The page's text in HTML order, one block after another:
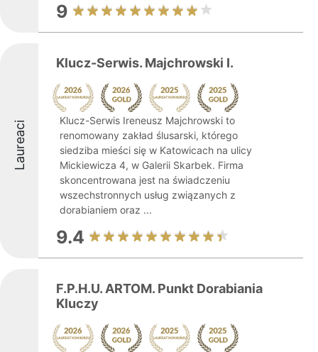
9
Laureaci
Klucz-Serwis. Majchrowski I.
Klucz-Serwis Ireneusz Majchrowski to
renomowany zakład ślusarski, którego
siedziba mieści się w Katowicach na ulicy
Mickiewicza 4, w Galerii Skarbek. Firma
skoncentrowana jest na świadczeniu
wszechstronnych usług związanych z
dorabianiem oraz ...
9.4
F.P.H.U. ARTOM. Punkt Dorabiania
Kluczy